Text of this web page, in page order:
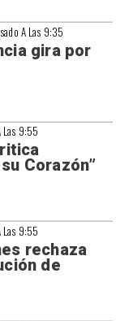
A Las 9:35
gira por
Las 9:55
Corazón”
Las 9:55
rechaza
de